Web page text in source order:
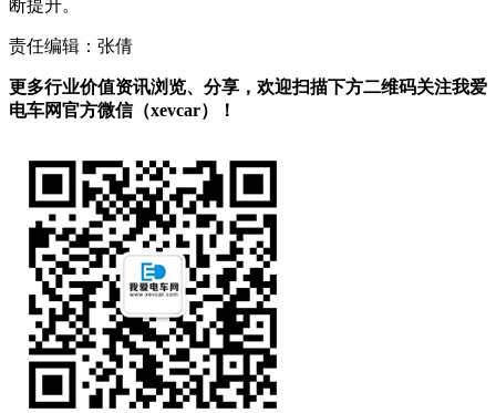
断提升。
责任编辑：张倩
更多行业价值资讯浏览、分享，欢迎扫描下方二维码关注我爱
电车网官方微信（xevcar）！